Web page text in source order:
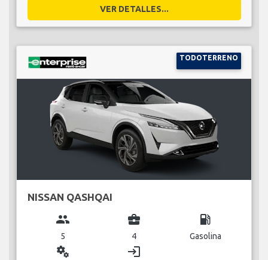
VER DETALLES...
TODOTERRENO
NISSAN QASHQAI
group
5
business_center
4
local_gas_station
Gasolina
miscellaneous_services login